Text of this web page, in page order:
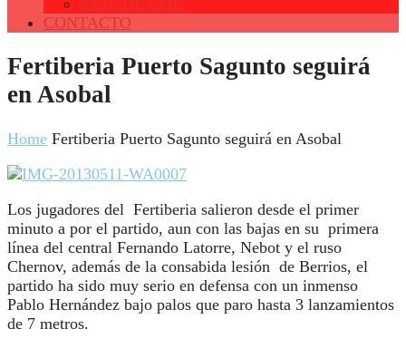
CONTACTO
Fertiberia Puerto Sagunto seguirá
en Asobal
Home Fertiberia Puerto Sagunto seguirá en Asobal
Los jugadores del Fertiberia salieron desde el primer
minuto a por el partido, aun con las bajas en su primera
línea del central Fernando Latorre, Nebot y el ruso
Chernov, además de la consabida lesión de Berrios, el
partido ha sido muy serio en defensa con un inmenso
Pablo Hernández bajo palos que paro hasta 3 lanzamientos
de 7 metros.